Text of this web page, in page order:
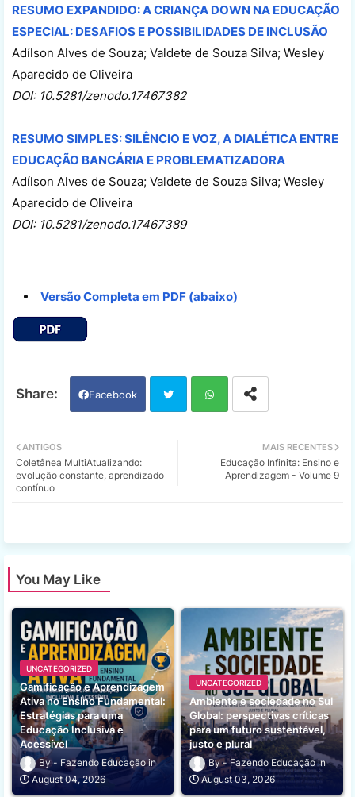
RESUMO EXPANDIDO: A CRIANÇA DOWN NA EDUCAÇÃO
ESPECIAL: DESAFIOS E POSSIBILIDADES DE INCLUSÃO
Adílson Alves de Souza; Valdete de Souza Silva; Wesley
Aparecido de Oliveira
DOI: 10.5281/zenodo.17467382
RESUMO SIMPLES: SILÊNCIO E VOZ, A DIALÉTICA ENTRE
EDUCAÇÃO BANCÁRIA E PROBLEMATIZADORA
Adílson Alves de Souza; Valdete de Souza Silva; Wesley
Aparecido de Oliveira
DOI: 10.5281/zenodo.17467389
Versão Completa em PDF (abaixo)
Facebook
MAIS RECENTES
Educação Infinita: Ensino e
Aprendizagem - Volume 9
ANTIGOS
Coletânea MultiAtualizando:
evolução constante, aprendizado
contínuo
You May Like
UNCATEGORIZED
Gamificação e Aprendizagem
Ativa no Ensino Fundamental:
Estratégias para uma
Educação Inclusiva e
Acessível
Fazendo Educação
August 04, 2026
UNCATEGORIZED
Ambiente e sociedade no Sul
Global: perspectivas críticas
para um futuro sustentável,
justo e plural
Fazendo Educação
August 03, 2026